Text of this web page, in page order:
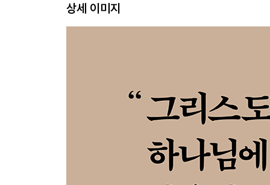
4장 | “우리가 원수 되었을 때에”
바울, 부활 그리고 폭력의 종말
상세 이미지